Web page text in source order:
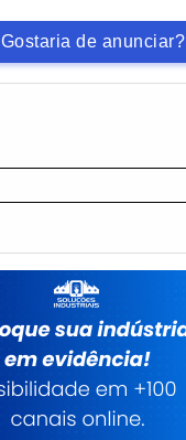
Gostaria de anunciar?